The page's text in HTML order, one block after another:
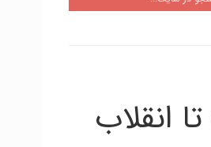
انقلاب